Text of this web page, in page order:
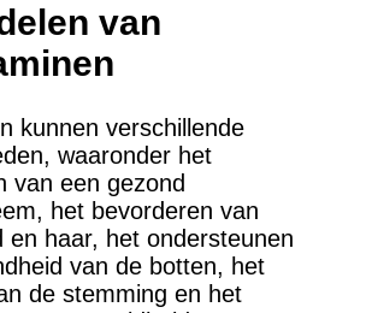
van
kunnen verschillende
waaronder het
van een gezond
het bevorderen van
en haar, het ondersteunen
van de botten, het
de stemming en het